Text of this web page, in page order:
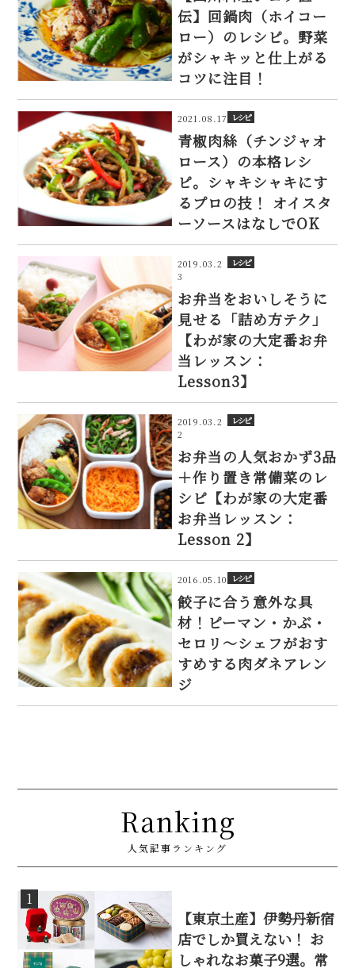
伝】回鍋肉（ホイコー
ロー）のレシピ。野菜
がシャキッと仕上がる
コツに注目！
2021.08.17 レシピ
青椒肉絲（チンジャオ
ロース）の本格レシ
ピ。シャキシャキにす
るプロの技！ オイスタ
ーソースはなしでOK
2019.03.2
3
レシピ
お弁当をおいしそうに
見せる「詰め方テク」
【わが家の大定番お弁
当レッスン：
Lesson3】
2019.03.2
2
レシピ
お弁当の人気おかず3品
＋作り置き常備菜のレ
シピ【わが家の大定番
お弁当レッスン：
Lesson 2】
2016.05.10 レシピ
餃子に合う意外な具
材！ピーマン・かぶ・
セロリ～シェフがおす
すめする肉ダネアレン
ジ
Ranking
人気記事ランキング
1
【東京土産】伊勢丹新宿
店でしか買えない！ お
しゃれなお菓子9選。常